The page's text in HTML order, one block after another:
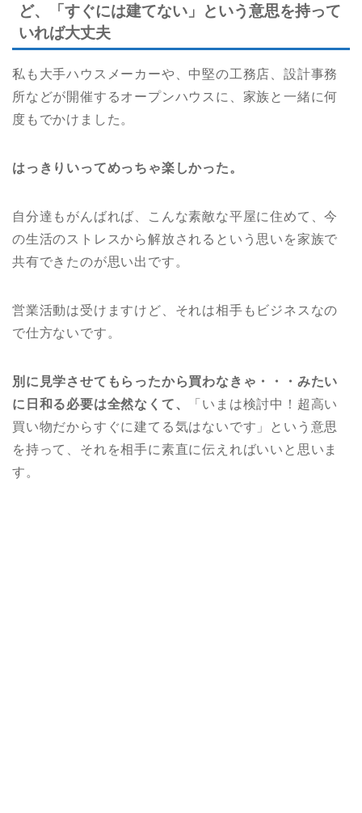
ど、「すぐには建てない」という意思を持って
いれば大丈夫
私も大手ハウスメーカーや、中堅の工務店、設計事務
所などが開催するオープンハウスに、家族と一緒に何
度もでかけました。
はっきりいってめっちゃ楽しかった。
自分達もがんばれば、こんな素敵な平屋に住めて、今
の生活のストレスから解放されるという思いを家族で
共有できたのが思い出です。
営業活動は受けますけど、それは相手もビジネスなの
で仕方ないです。
別に見学させてもらったから買わなきゃ・・・みたい
に日和る必要は全然なくて、
「いまは検討中！超高い
買い物だからすぐに建てる気はないです」という意思
を持って、それを相手に素直に伝えればいいと思いま
す。